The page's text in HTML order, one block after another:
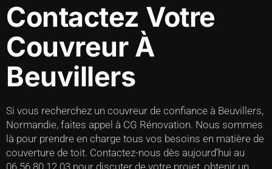
Contactez Votre
Couvreur À
Beuvillers
Si vous recherchez un couvreur de confiance à Beuvillers,
Normandie, faites appel à CG Rénovation. Nous sommes
là pour prendre en charge tous vos besoins en matière de
couverture de toit. Contactez-nous dès aujourd’hui au